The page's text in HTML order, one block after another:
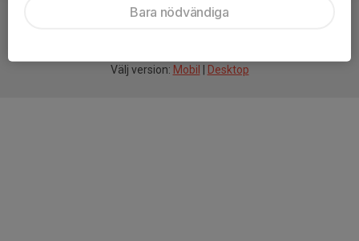
Välj version: Mobil Desktop
Bara nödvändiga